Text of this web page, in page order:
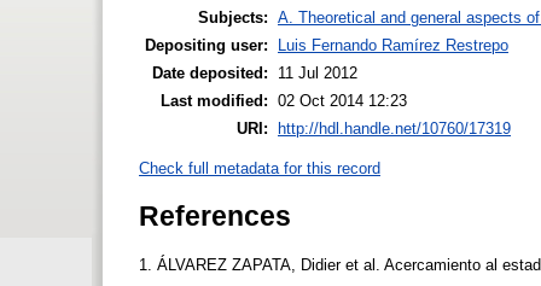
Subjects: A. Theoretical and general aspects
Depositing user:
Luis Fernando Ramírez Restrepo
Date deposited:
11 Jul 2012
Last modified: 02 Oct 2014 12:23
URI:
http://hdl.handle.net/10760/17319
Check full metadata for this record
References
1. ÁLVAREZ ZAPATA, Didier et al. Acercamiento al